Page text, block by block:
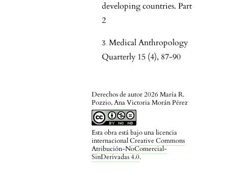
Derechos de autor 2026 María R.
Pozzio, Ana Victoria Morán Pérez
Esta obra está bajo una licencia
internacionalCreative Commons
Atribución-NoComercial-
SinDerivadas 4.0.
developing countries. Part
2
Medical Anthropology
Quarterly 15 (4), 87-90